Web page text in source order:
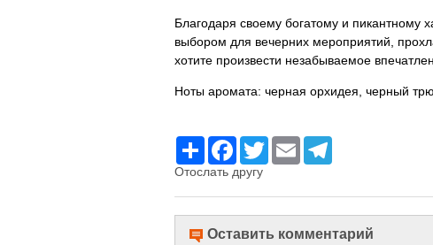
Благодаря своему богатому и пикантному
выбором для вечерних мероприятий,
хотите произвести незабываемое
Ноты аромата: черная орхидея, черный
РесурсFacebook
TwitterEmail
Отослать другу
Оставить комментарий